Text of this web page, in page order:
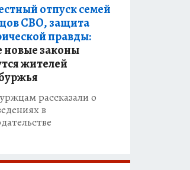
отпуск семей
СВО, защита
правды:
новые законы
жителей
рассказали о
в